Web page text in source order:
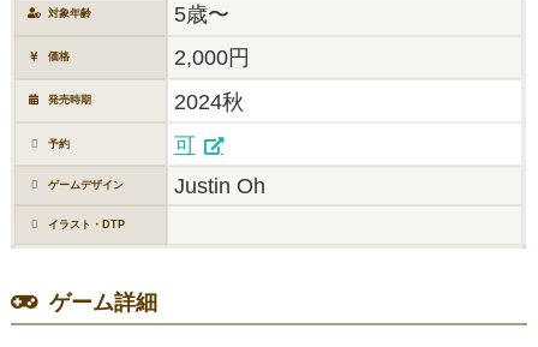
対象年齢 5歳〜
価格 2,000円
発売時期 2024秋
予約 可
ゲームデザイン Justin Oh
イラスト・DTP
ゲーム詳細